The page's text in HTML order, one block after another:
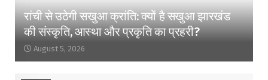
रांची से उठेगी सखुआ क्रांति: क्यों है सखुआ झारखंड
की संस्कृति, आस्था और प्रकृति का प्रहरी?
August 5, 2026